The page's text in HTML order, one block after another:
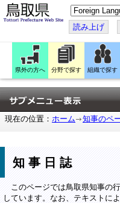
こ
の
ペ
ー
ジ
翻
訳
す
る
読み上げ
県外の方へ 分野で探す 組織で探す
現在の位置： ホーム 知事のペ
知事日誌
このページでは鳥取県知事の
しています。なお、テキストに